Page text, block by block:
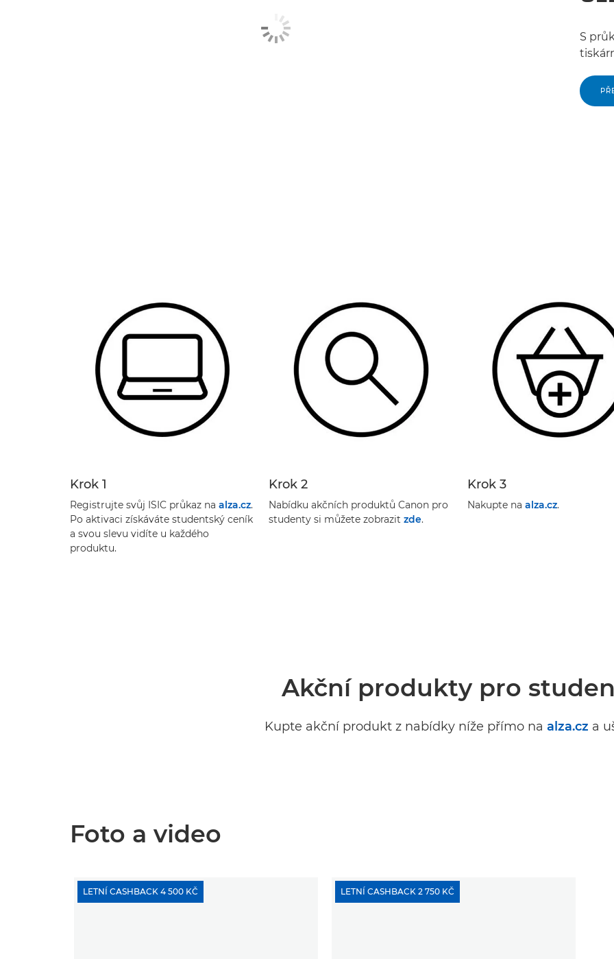
S
Krok 1
Registrujte svůj ISIC průkaz na alza.cz.
Po aktivaci získáváte studentský ceník
a svou slevu vidíte u každého
produktu.
Krok 2
Nabídku akčních produktů Canon pro
studenty si můžete zobrazit zde.
Krok 3
Nakupte na alza.cz.
Akční produkty pro
Kupte akční produkt z nabídky níže přímo na alza.cz a
Foto a video
LETNÍ CASHBACK 4 500 KČ LETNÍ CASHBACK 2 750 KČ